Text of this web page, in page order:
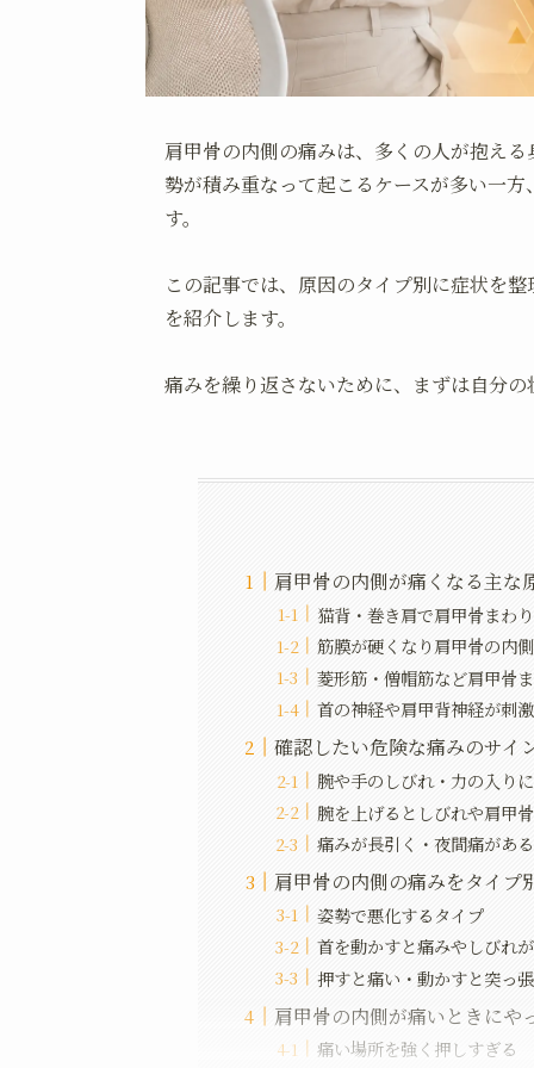
肩甲骨の内側の痛みは、多くの人が抱え
勢が積み重なって起こるケースが多い一
す。
この記事では、原因のタイプ別に症状を
を紹介します。
痛みを繰り返さないために、まずは自分
肩甲骨の内側が痛くなる主な
猫背・巻き肩で肩甲骨まわ
筋膜が硬くなり肩甲骨の内
菱形筋・僧帽筋など肩甲骨
首の神経や肩甲背神経が刺
確認したい危険な痛みのサイ
腕や手のしびれ・力の入り
腕を上げるとしびれや肩甲
痛みが長引く・夜間痛があ
肩甲骨の内側の痛みをタイプ
姿勢で悪化するタイプ
首を動かすと痛みやしびれ
押すと痛い・動かすと突っ
肩甲骨の内側が痛いときにや
痛い場所を強く押しすぎる